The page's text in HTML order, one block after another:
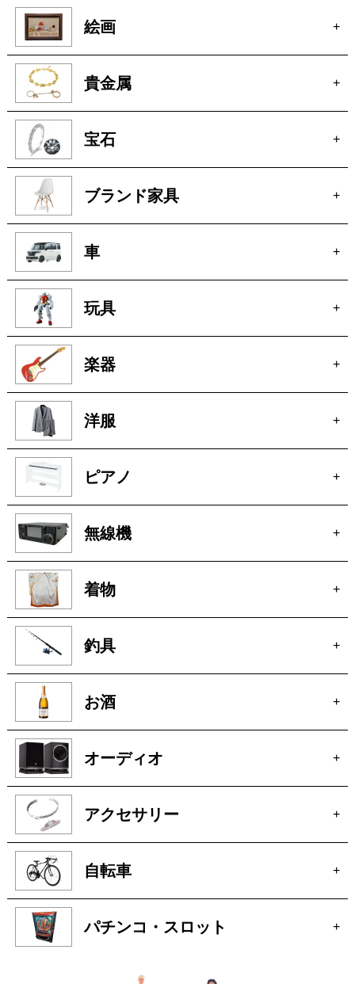
絵画 +
貴金属 +
宝石 +
ブランド家具 +
車 +
玩具 +
楽器 +
洋服 +
ピアノ +
無線機 +
着物 +
釣具 +
お酒 +
オーディオ +
アクセサリー +
自転車 +
パチンコ・スロット +